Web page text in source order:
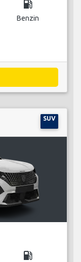
local_gas_station
Benzin
SUV
local_gas_station